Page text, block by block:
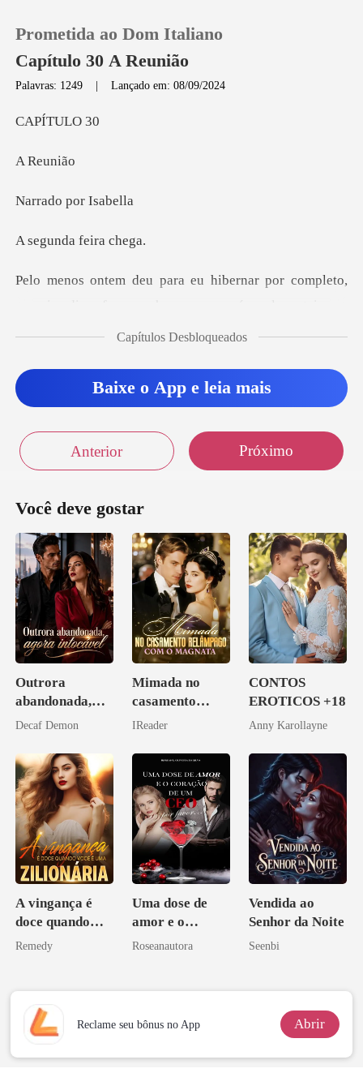
Loja
Histórico
Prometida ao Dom Italiano
Capítulo 30 A Reunião
Palavras: 1249 |Lançado em: 08/09/2024
ÍTU
eun
por Is
da feir
comer e ir à casa de banho, de resto dormi, vi as minhas
Capítulos Desbloqueados
Baixe o App e leia mais
Anterior Próximo
Você deve gostar
Outrora
abandonada,
agora intocável
Decaf Demon
Mimada no
casamento
relâmpago com
IReader
CONTOS
EROTICOS +18
Anny Karollayne
A vingança é
doce quando
você é uma
Remedy
Uma dose de
amor e o
coração de um
Roseanautora
Vendida ao
Senhor da Noite
Seenbi
Reclame seu bônus no App Abrir